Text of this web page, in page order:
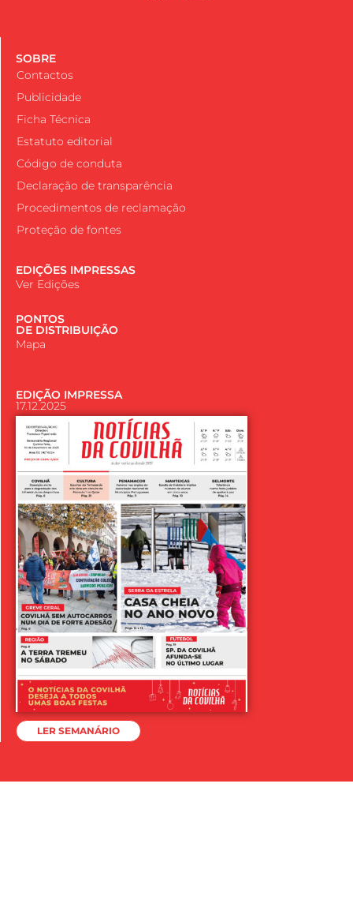
SOBRE
Contactos
Publicidade
Ficha Técnica
Estatuto editorial
Código de conduta
Declaração de transparência
Procedimentos de reclamação
Proteção de fontes
EDIÇÕES IMPRESSAS
Ver Edições
PONTOS
DE DISTRIBUIÇÃO
Mapa
EDIÇÃO IMPRESSA
17.12.2025
LER SEMANÁRIO